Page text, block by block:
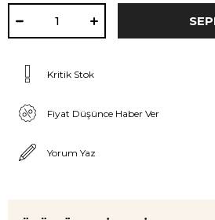
Kritik Stok
Fiyat Düşünce Haber Ver
Yorum Yaz